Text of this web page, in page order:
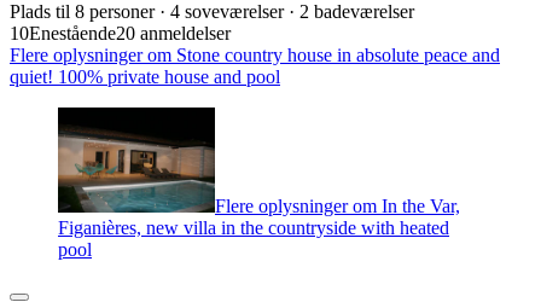
Plads til 8 personer · 4 soveværelser · 2 badeværelser
10Enestående20 anmeldelser
Flere oplysninger om Stone country house in absolute peace and
quiet! 100% private house and pool
Flere oplysninger om In the Var,
Figanières, new villa in the countryside with heated
pool